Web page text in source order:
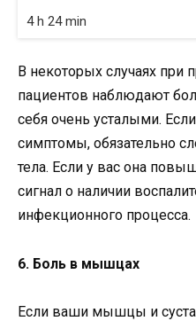
4 h 24 min
В некоторых случаях при
пациентов наблюдают
себя очень усталыми.
симптомы, обязательно
тела. Если у вас она
сигнал о наличии
инфекционного процесса.
6. Боль в мышцах
Если ваши мышцы и